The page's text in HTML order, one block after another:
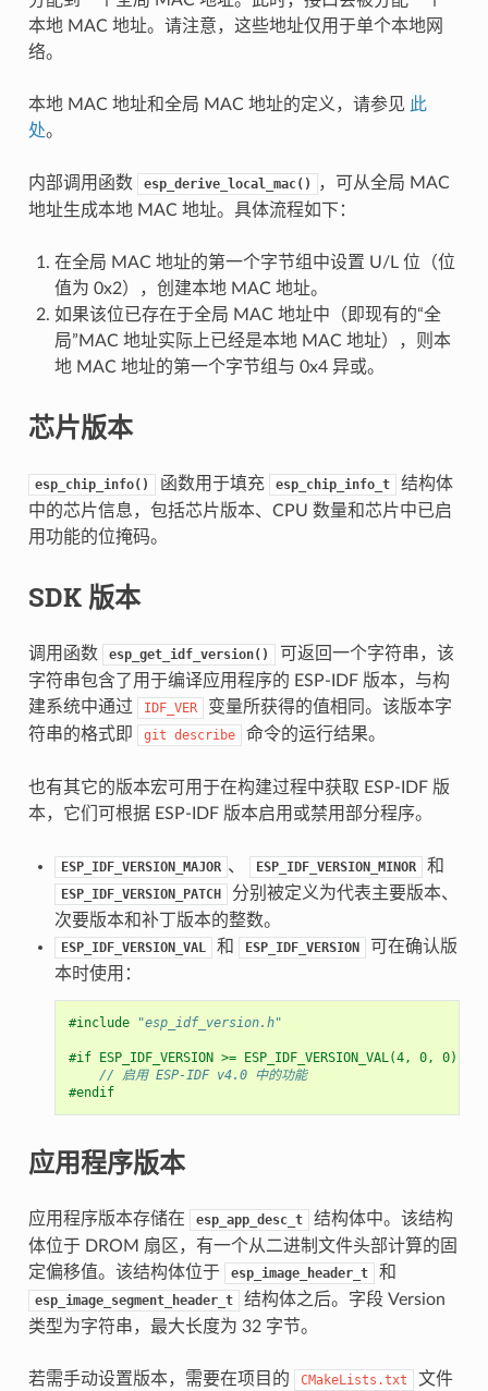
本地 MAC 地址。请注意，这些地址仅用于单个本地网
络。
本地 MAC 地址和全局 MAC 地址的定义，请参见 此
处。
内部调用函数 esp_derive_local_mac()
，可从全局 MAC
地址生成本地 MAC 地址。具体流程如下：
在全局 MAC 地址的第一个字节组中设置 U/L 位（位
值为 0x2），创建本地 MAC 地址。
如果该位已存在于全局 MAC 地址中（即现有的“全
局”MAC 地址实际上已经是本地 MAC 地址），则本
地 MAC 地址的第一个字节组与 0x4 异或。
芯片版本
esp_chip_info() 函数用于填充 esp_chip_info_t
结构体
中的芯片信息，包括芯片版本、CPU 数量和芯片中已启
用功能的位掩码。
SDK 版本
调用函数 esp_get_idf_version()
可返回一个字符串，该
字符串包含了用于编译应用程序的 ESP-IDF 版本，与构
建系统中通过
IDF_VER
变量所获得的值相同。该版本字
符串的格式即
git describe 命令的运行结果。
也有其它的版本宏可用于在构建过程中获取 ESP-IDF 版
本，它们可根据 ESP-IDF 版本启用或禁用部分程序。
ESP_IDF_VERSION_MAJOR 、 ESP_IDF_VERSION_MINOR 和
ESP_IDF_VERSION_PATCH
分别被定义为代表主要版本、
次要版本和补丁版本的整数。
ESP_IDF_VERSION_VAL 和 ESP_IDF_VERSION
可在确认版
本时使用：
#include "esp_idf_version.h"
#if ESP_IDF_VERSION >= ESP_IDF_VERSION_VAL(4, 0, 0)
// 启用 ESP-IDF v4.0 中的功能
#endif
应用程序版本
应用程序版本存储在 esp_app_desc_t
结构体中。该结构
体位于 DROM 扇区，有一个从二进制文件头部计算的固
定偏移值。该结构体位于
esp_image_header_t 和
esp_image_segment_header_t
结构体之后。字段 Version
类型为字符串，最大长度为 32 字节。
若需手动设置版本，需要在项目的 CMakeLists.txt
文件